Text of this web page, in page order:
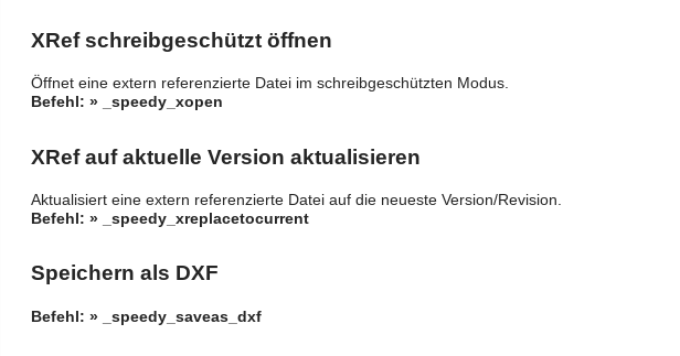
XRef schreibgeschützt öffnen
Öffnet eine extern referenzierte Datei im schreibgeschützten Modus.
Befehl: » _speedy_xopen
XRef auf aktuelle Version aktualisieren
Aktualisiert eine extern referenzierte Datei auf die neueste Version/Revision.
Befehl: » _speedy_xreplacetocurrent
Speichern als DXF
Befehl: » _speedy_saveas_dxf